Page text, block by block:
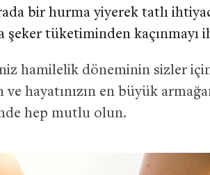
bir hurma yiyerek tatlı
şeker tüketiminden kaçınmayı
hamilelik döneminin sizler
hayatınızın en büyük
hep mutlu olun.